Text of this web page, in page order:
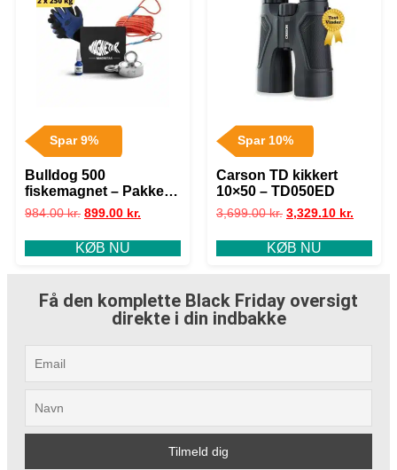
Spar 9%
Bulldog 500
fiskemagnet – Pakke
Størrelse 2XL
984.00kr. 899.00 kr.
KØB NU
Spar 10%
Carson TD kikkert
10×50 – TD050ED
3,699.00kr. 3,329.10 kr.
KØB NU
Få den komplette Black Friday oversigt
direkte i din indbakke